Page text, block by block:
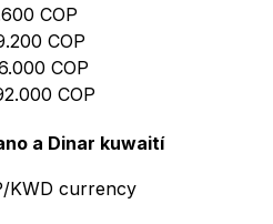
COP
COP
COP
COP
a Dinar kuwaití
KWD currency